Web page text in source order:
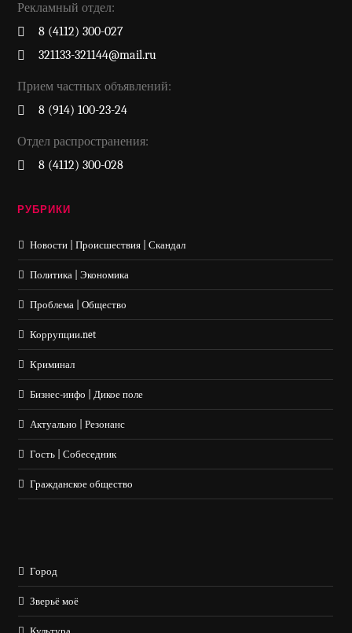
Рекламный отдел:
8 (4112) 300-027
321133-321144@mail.ru
Прием частных объявлений:
8 (914) 100-23-24
Отдел распространения:
8 (4112) 300-028
РУБРИКИ
Новости | Происшествия | Скандал
Политика | Экономика
Проблема | Общество
Коррупции.net
Криминал
Бизнес-инфо | Дикое поле
Актуально | Резонанс
Гость | Собеседник
Гражданское общество
Город
Зверьё моё